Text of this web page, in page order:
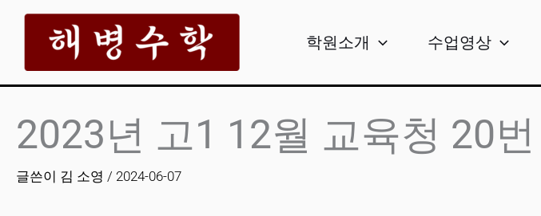
로
학원소개 수업영상
2023년 고1 12월 교육청 20번
글쓴이 김 소영 / 2024-06-07